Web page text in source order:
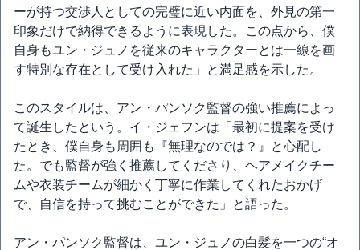
ーが持つ交渉人としての完璧に近い内面を、外見の第一
印象だけで納得できるように表現した。この点から、僕
自身もユン・ジュノを従来のキャラクターとは一線を画
す特別な存在として受け入れた」と満足感を示した。
このスタイルは、アン・パンソク監督の強い推薦によっ
て誕生したという。イ・ジェフンは「最初に提案を受け
たとき、僕自身も周囲も『無理なのでは？』と心配し
た。でも監督が強く推薦してくださり、ヘアメイクチー
ムや衣装チームが細かく丁寧に作業してくれたおかげ
で、自信を持って挑むことができた」と語った。
アン・パンソク監督は、ユン・ジュノの白髪を一つの“オ